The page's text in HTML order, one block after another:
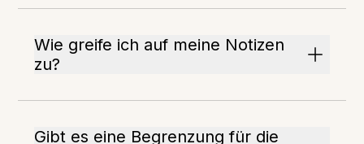
Wie greife ich auf meine Notizen
zu?
Gibt es eine Begrenzung für die